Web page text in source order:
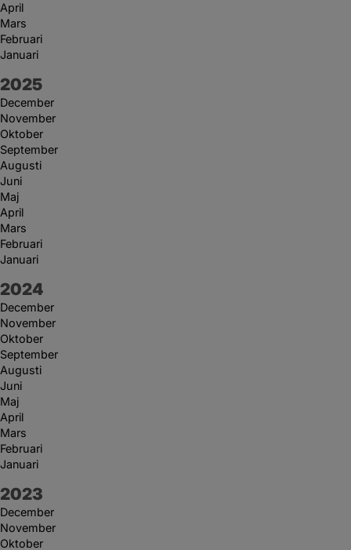
April
Mars
Februari
Januari
År:
2025
December
November
Oktober
September
Augusti
Juni
Maj
April
Mars
Februari
Januari
År:
2024
December
November
Oktober
September
Augusti
Juni
Maj
April
Mars
Februari
Januari
År:
2023
December
November
Oktober